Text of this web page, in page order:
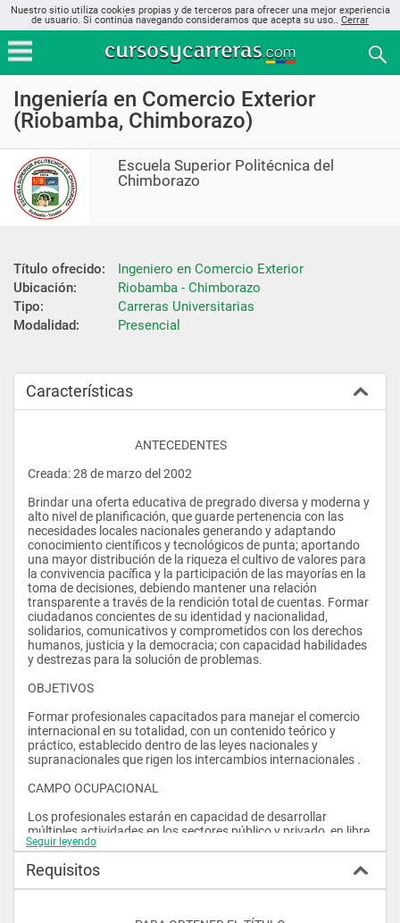
Nuestro sitio utiliza cookies propias y de terceros para ofrecer una mejor experiencia
de usuario. Si continúa navegando consideramos que acepta su uso.. Cerrar
Ingeniería en Comercio Exterior
(Riobamba, Chimborazo)
Escuela Superior Politécnica del
Chimborazo
Título ofrecido:
Ingeniero en Comercio Exterior
Ubicación:
Riobamba - Chimborazo
Tipo:
Carreras Universitarias
Modalidad:
Presencial
Características
					ANTECEDENTES
Creada: 28 de marzo del 2002
Brindar una oferta educativa de pregrado diversa y moderna y
alto nivel de planificación, que guarde pertenencia con las
necesidades locales nacionales generando y adaptando
conocimiento científicos y tecnológicos de punta; aportando
una mayor distribución de la riqueza el cultivo de valores para
la convivencia pacífica y la participación de las mayorías en la
toma de decisiones, debiendo mantener una relación
transparente a través de la rendición total de cuentas. Formar
ciudadanos concientes de su identidad y nacionalidad,
solidarios, comunicativos y comprometidos con los derechos
humanos, justicia y la democracia; con capacidad habilidades
y destrezas para la solución de problemas.
OBJETIVOS
Formar profesionales capacitados para manejar el comercio
internacional en su totalidad, con un contenido teórico y
práctico, establecido dentro de las leyes nacionales y
supranacionales que rigen los intercambios internacionales .
CAMPO OCUPACIONAL
Los profesionales estarán en capacidad de desarrollar
múltiples actividades en los sectores público y privado, en libre
ejercicio profesional dentro y fuera del país. en todo lo que
servicios de cada una de las empresas- También puede
desempeñarse corrió Jefe de Presupuestos o Analista
Seguir leyendo
Requisitos